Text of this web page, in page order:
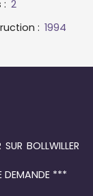
: 2
: 1994
BOLLWILLER
DEMANDE ***